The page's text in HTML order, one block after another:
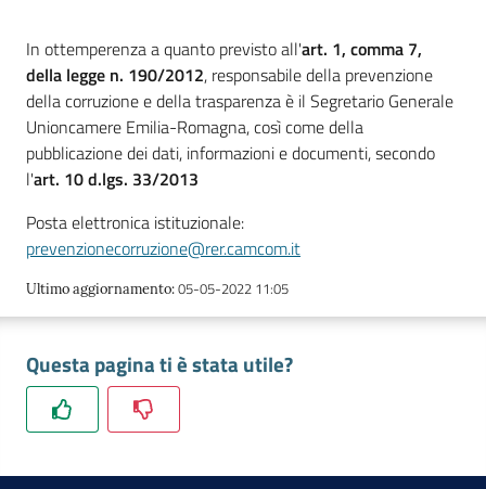
Orientamento
al
lavoro
Promozione
e
Innovazione
Internazionalizzazione
delle
Imprese
In ottemperenza a quanto previsto all'art. 1, comma 7,
della legge n. 190/2012, responsabile della prevenzione
della corruzione e della trasparenza è il Segretario Generale
Unioncamere Emilia-Romagna, così come della
pubblicazione dei dati, informazioni e documenti, secondo
l'art. 10 d.lgs. 33/2013
Posta elettronica istituzionale:
prevenzionecorruzione@rer.camcom.it
Ultimo aggiornamento:05-05-2022 11:05
Questa pagina ti è stata utile?